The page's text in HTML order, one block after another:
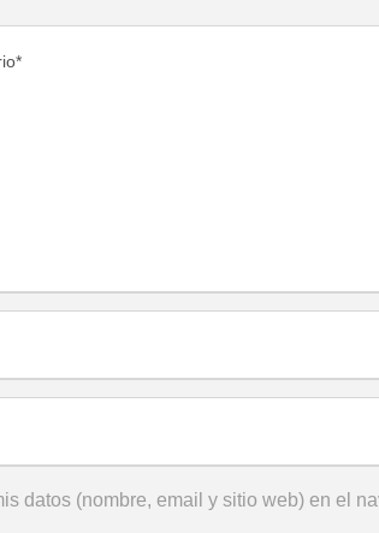
datos (nombre, email y sitio web) en el